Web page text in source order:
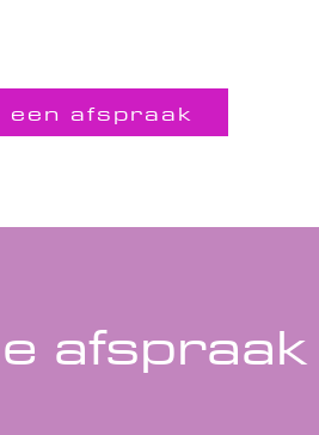
een afspraak
afspraak